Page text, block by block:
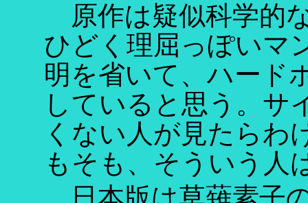
原作は疑似科学的
ひどく理屈っぽいマ
明を省いて、ハード
していると思う。サ
くない人が見たらわ
もそも、そういう人
日本版は草薙素子